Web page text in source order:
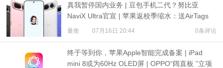
真我暂停国内业务 | 豆包手机二代？努比亚
NaviX Ultra官宣 | 苹果返校季缩水：送AirTags
量衡 07月16日 20:44 0条评论
终于等到你，苹果Apple智能完成备案 | iPad
mini 8或为60Hz OLED屏 | OPPO“阔直板 ”立项